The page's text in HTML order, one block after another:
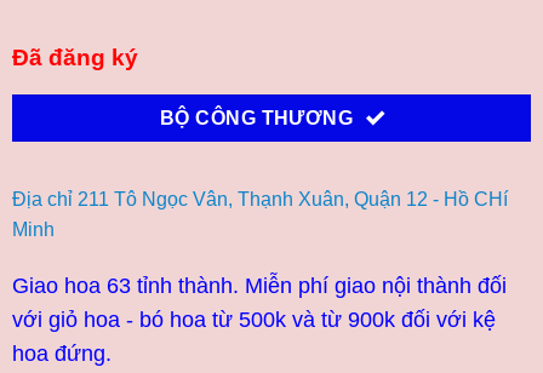
Đã đăng ký
BỘ CÔNG THƯƠNG
Địa chỉ 211 Tô Ngọc Vân, Thạnh Xuân, Quận 12 - Hồ CHí
Minh
Giao hoa 63 tỉnh thành. Miễn phí giao nội thành đối
với giỏ hoa - bó hoa từ 500k và từ 900k đối với kệ
hoa đứng.